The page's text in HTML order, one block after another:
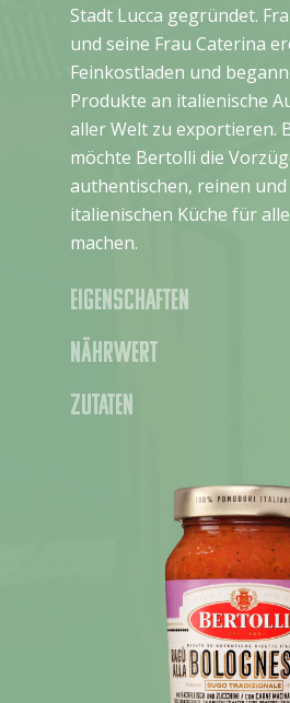
Stadt Lucca gegründet.
und seine Frau Caterina
Feinkostladen und
Produkte an italienische
aller Welt zu exportieren.
möchte Bertolli die
authentischen, reinen
italienischen Küche für
machen.
Eigenschaften
Nährwert
Zutaten